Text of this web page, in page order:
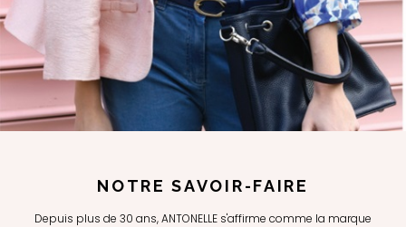
NOTRE SAVOIR-FAIRE
Depuis plus de 30 ans, ANTONELLE s'affirme comme la marque